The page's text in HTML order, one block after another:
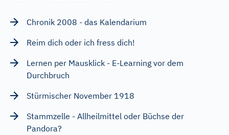
Chronik 2008 - das Kalendarium
Reim dich oder ich fress dich!
Lernen per Mausklick - E-Learning vor dem
Durchbruch
Stürmischer November 1918
Stammzelle - Allheilmittel oder Büchse der
Pandora?